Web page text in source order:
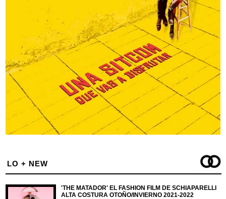
LO + NEW
'THE MATADOR' EL FASHION FILM DE SCHIAPARELLI
ALTA COSTURA OTOÑO/INVIERNO 2021-2022